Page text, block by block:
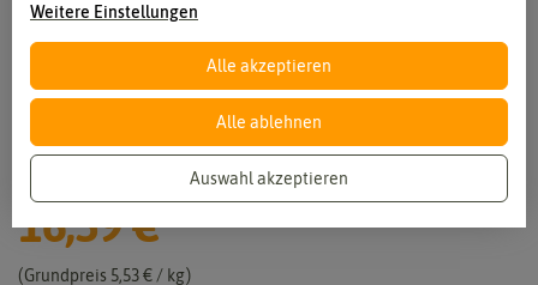
Vergrößern durch berühren
BIO Rasen-Naturdünger (3 kg)
16,59 €
*
Grundpreis 5,53 € / kg
Weitere Einstellungen
Alle akzeptieren
Alle ablehnen
Auswahl akzeptieren